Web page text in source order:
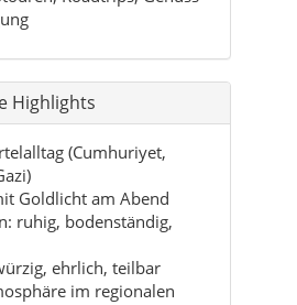
(Cumhuriyet,
Goldlicht am Abend
ruhig, bodenständig,
ehrlich, teilbar
im regionalen